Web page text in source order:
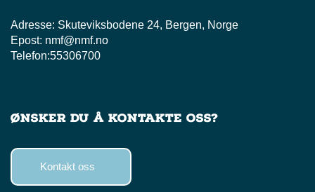
Adresse: Skuteviksbodene 24, Bergen, Norge
Epost: nmf@nmf.no
Telefon:55306700
Ønsker du å kontakte oss?
Kontakt oss